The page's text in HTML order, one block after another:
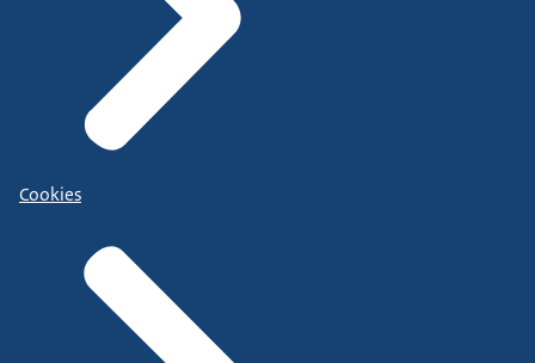
Cookies